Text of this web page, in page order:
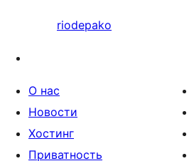
riodepako
О нас
Новости
Хостинг
Приватность